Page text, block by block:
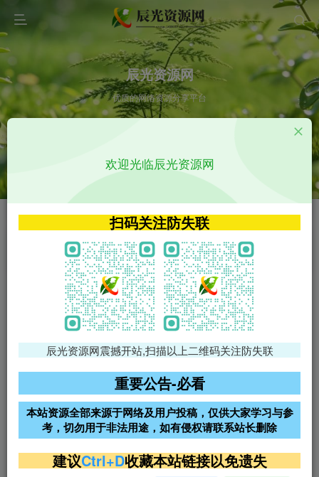
辰光资源网
优质的网络资源分享平台
VIP特权介绍 APP源码
VIP特权介绍
火
VIP特权介绍
影视源码
影视源码
免费领支付宝红包
腾讯轻量4核4G3M服务器38元/
阿里云2核2G200M服务器68元/
年
雨云高防免备案服务器
超低价文字广告位招租 超低价文字广告位招租
欢迎光临辰光资源网
扫码关注防失联
辰光资源网震撼开站,扫描以上二维码关注防失联
重要公告-必看
本站资源全部来源于网络及用户投稿，仅供大家学习与参
考，切勿用于非法用途，如有侵权请联系站长删除
建议Ctrl+D收藏本站链接以免遗失